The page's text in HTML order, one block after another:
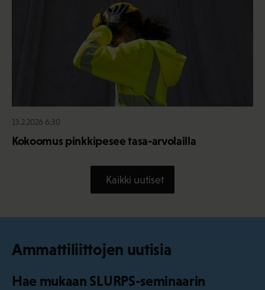
13.2.2026 6:30
Kokoomus pinkkipesee tasa-arvolailla
Kaikki uutiset
Ammattiliittojen uutisia
Hae mukaan SLURPS-seminaarin